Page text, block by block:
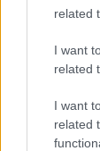
related
I want
related
I want
related
Σε 13
μετράει
937